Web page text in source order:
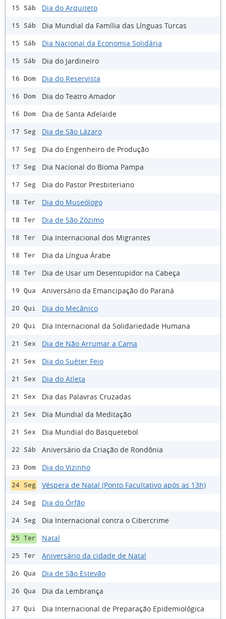
15 Sáb Dia do Arquiteto
15 Sáb Dia Mundial da Família das Línguas Turcas
15 Sáb Dia Nacional da Economia Solidária
15 Sáb Dia do Jardineiro
16 Dom Dia do Reservista
16 Dom Dia do Teatro Amador
16 Dom Dia de Santa Adelaide
17 Seg Dia de São Lázaro
17 Seg Dia do Engenheiro de Produção
17 Seg Dia Nacional do Bioma Pampa
17 Seg Dia do Pastor Presbiteriano
18 Ter Dia do Museólogo
18 Ter Dia de São Zózimo
18 Ter Dia Internacional dos Migrantes
18 Ter Dia da Língua Árabe
18 Ter Dia de Usar um Desentupidor na Cabeça
19 Qua Aniversário da Emancipação do Paraná
20 Qui Dia do Mecânico
20 Qui Dia Internacional da Solidariedade Humana
21 Sex Dia de Não Arrumar a Cama
21 Sex Dia do Suéter Feio
21 Sex Dia do Atleta
21 Sex Dia das Palavras Cruzadas
21 Sex Dia Mundial da Meditação
21 Sex Dia Mundial do Basquetebol
22 Sáb Aniversário da Criação de Rondônia
23 Dom Dia do Vizinho
24 Seg Véspera de Natal (Ponto Facultativo após as 13h)
24 Seg Dia do Órfão
24 Seg Dia Internacional contra o Cibercrime
25 Ter Natal
25 Ter Aniversário da cidade de Natal
26 Qua Dia de São Estevão
26 Qua Dia da Lembrança
27 Qui Dia Internacional de Preparação Epidemiológica